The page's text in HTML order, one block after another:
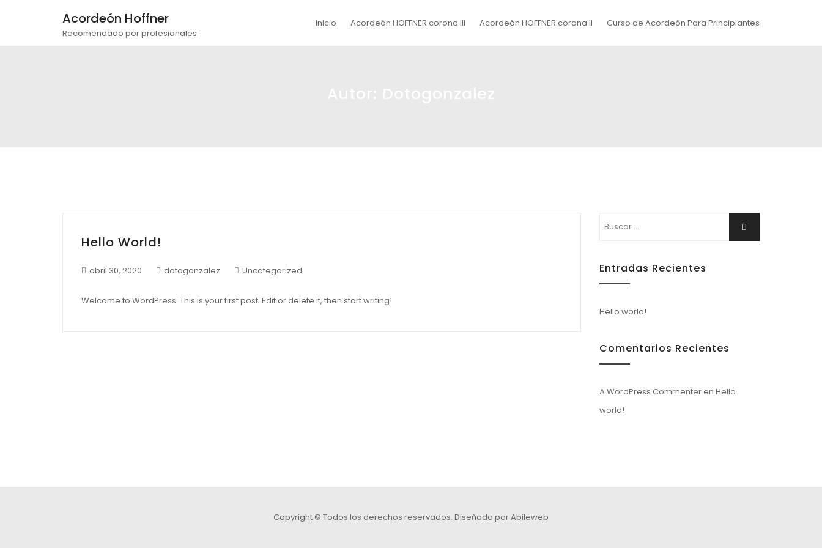
Acordeón Hoffner
Recomendado por profesionales
Inicio Acordeón HOFFNER corona III Acordeón HOFFNER corona II Curso de Acordeón Para Principiantes
Hello World!
abril 30, 2020 dotogonzalez Uncategorized
Welcome to WordPress. This is your first post. Edit or delete it, then start writing!
Buscar: Buscar
Entradas Recientes
Hello world!
Comentarios Recientes
A WordPress Commenteren Hello
world!
Copyright © Todos los derechos reservados. Diseñado por Abileweb